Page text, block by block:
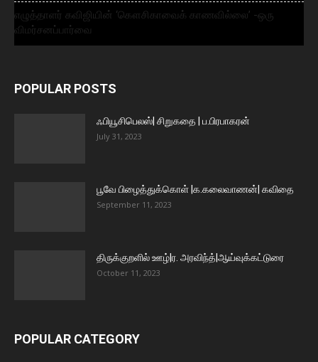
எழுத்தாளர் கவிஜியின் ‘கௌசிகாவைக் காணவில்லை’ -ஒரு
விமர்சனப்பார்வை
POPULAR POSTS
ஃபியூசிபெலஸ்| சிறுகதை | ப.பிரபாகரன்
July 31, 2023
பூவே பிழைத்துக்கொள் |க.கலைவாணன்| கவிதை
September 11, 2023
திருக்குறளில் ஊழ்|ர. அரவிந்த்|ஆய்வுக்கட்டுரை
October 11, 2023
POPULAR CATEGORY